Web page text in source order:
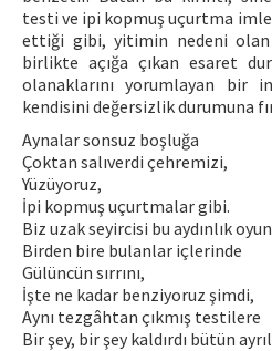
testi ve ipi kopmuş uçurtma
ettiği gibi, yitimin nedeni olan
birlikte açığa çıkan esaret
olanaklarını yorumlayan bir
kendisini değersizlik durumuna
Aynalar sonsuz boşluğa
Çoktan salıverdi çehremizi,
Yüzüyoruz,
İpi kopmuş uçurtmalar gibi.
Biz uzak seyircisi bu aydınlık
Birden bire bulanlar içlerinde
Gülüncün sırrını,
İşte ne kadar benziyoruz şimdi,
Aynı tezgâhtan çıkmış testilere
Bir şey, bir şey kaldırdı bütün